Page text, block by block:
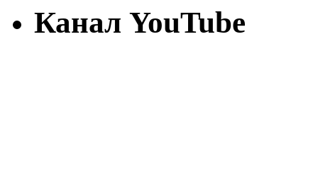
Канал YouTube